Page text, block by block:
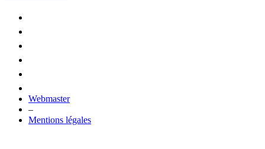
Webmaster
–
Mentions légales